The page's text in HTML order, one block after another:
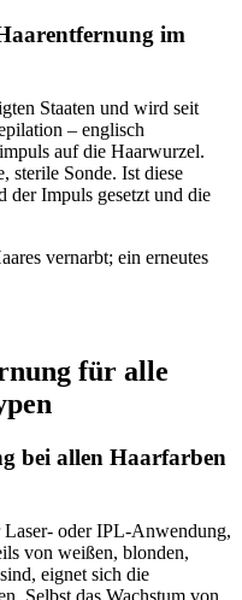
im
Staaten und wird seit
– englisch
auf die Haarwurzel.
sterile Sonde. Ist diese
Impuls gesetzt und die
vernarbt; ein erneutes
für alle
bei allen Haarfarben
oder IPL-Anwendung,
von weißen, blonden,
eignet sich die
Selbst das Wachstum von